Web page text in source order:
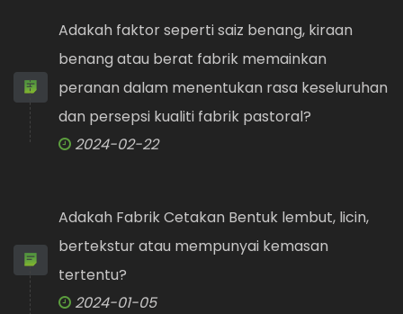
Adakah faktor seperti saiz benang, kiraan
benang atau berat fabrik memainkan
peranan dalam menentukan rasa keseluruhan
dan persepsi kualiti fabrik pastoral?
2024-02-22
Adakah Fabrik Cetakan Bentuk lembut, licin,
bertekstur atau mempunyai kemasan
tertentu?
2024-01-05